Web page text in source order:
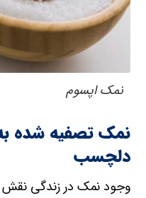
نمک اپسوم
نمک تصفیه شده
دلچسب
وجود نمک در زندگی